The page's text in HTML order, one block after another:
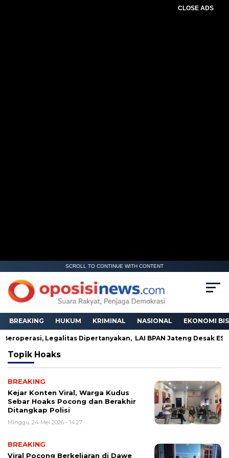
CLOSE ADS
SCROLL TO CONTINUE WITH CONTENT
BREAKING HUKUM KRIMINAL NASIONAL EKONOMI
Legalitas Dipertanyakan, LAI BPAN Jateng Desak
Topik Hoaks
BREAKING
Kejar Konten Viral, Warga Kudus
Sebar Hoaks Pocong dan Berakhir
Ditangkap Polisi
Minggu, 24 Mei 2026 - 14:27
BREAKING
Viral Pocong Berkeliaran di Dawe